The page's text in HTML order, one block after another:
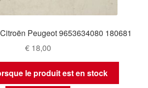
Peugeot 9653634080 180681
€18,00
le produit est en stock